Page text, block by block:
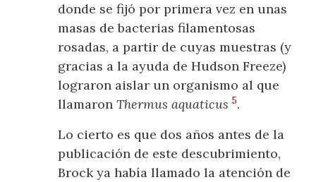
donde se fijó por primera vez en unas
masas de bacterias filamentosas
rosadas, a partir de cuyas muestras (y
gracias a la ayuda de Hudson Freeze)
lograron aislar un organismo al que
llamaronThermus aquaticus 5.
Lo cierto es que dos años antes de la
publicación de este descubrimiento,
Brock ya había llamado la atención de